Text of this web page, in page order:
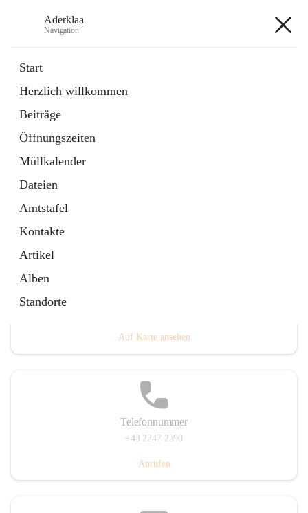
Aderklaa
Navigation
Start
Herzlich willkommen
Beiträge
Öffnungszeiten
Müllkalender
Dateien
Amtstafel
Kontakte
Artikel
Alben
Standorte
6 Schnellzugriffe
Gemeinde
3 Schnellzugriffe
Auf Karte ansehen
Telefonnummer
+43 2247 2290
Anrufen